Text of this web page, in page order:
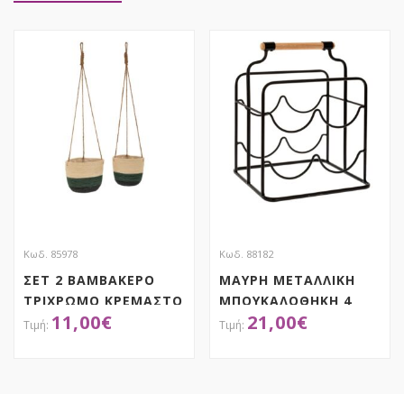
Κωδ. 85978
ΣΕΤ 2 ΒΑΜΒΑΚΕΡΟ
ΤΡΙΧΡΩΜΟ ΚΡΕΜΑΣΤΟ
ΚΑΛΑΘΙ ΓΙΑ ΦΥΤΕΜΑ
11,00€
Κωδ. 88182
ΜΑΥΡΗ ΜΕΤΑΛΛΙΚΗ
ΜΠΟΥΚΑΛΟΘΗΚΗ 4
ΘΕΣΕΩΝ ΜΕ ΞΥΛΙΝΟ
21,00€